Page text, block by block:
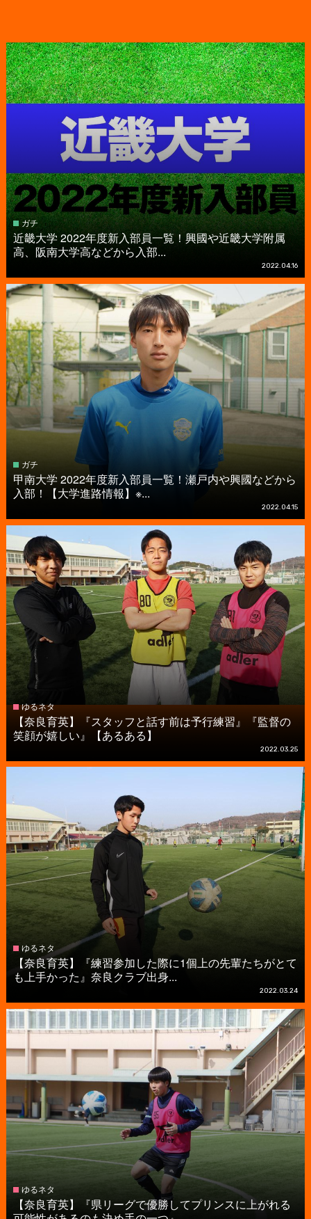
ガチ
近畿大学 2022年度新入部員一覧！興國や近畿大学附属
高、阪南大学高などから入部...
2022.04.16
ガチ
甲南大学 2022年度新入部員一覧！瀬戸内や興國などから
入部！【大学進路情報】※...
2022.04.15
ゆるネタ
【奈良育英】『スタッフと話す前は予行練習』『監督の
笑顔が嬉しい』【あるある】
2022.03.25
ゆるネタ
【奈良育英】『練習参加した際に1個上の先輩たちがとて
も上手かった』奈良クラブ出身...
2022.03.24
ゆるネタ
【奈良育英】『県リーグで優勝してプリンスに上がれる